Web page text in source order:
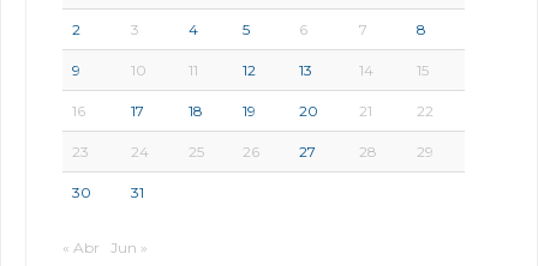
2 3 4 5 6 7 8
9 10 11 12 13 14 15
16 17 18 19 20 21 22
23 24 25 26 27 28 29
30 31
« Abr Jun »